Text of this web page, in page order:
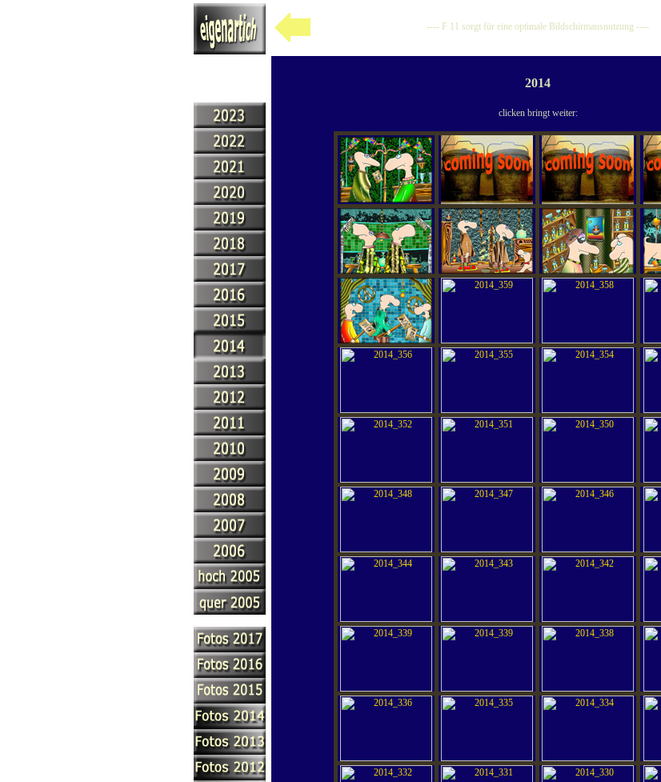
---- F 11 sorgt für eine optimale Bildschirmausnutzung ----
2014
clicken bringt weiter: